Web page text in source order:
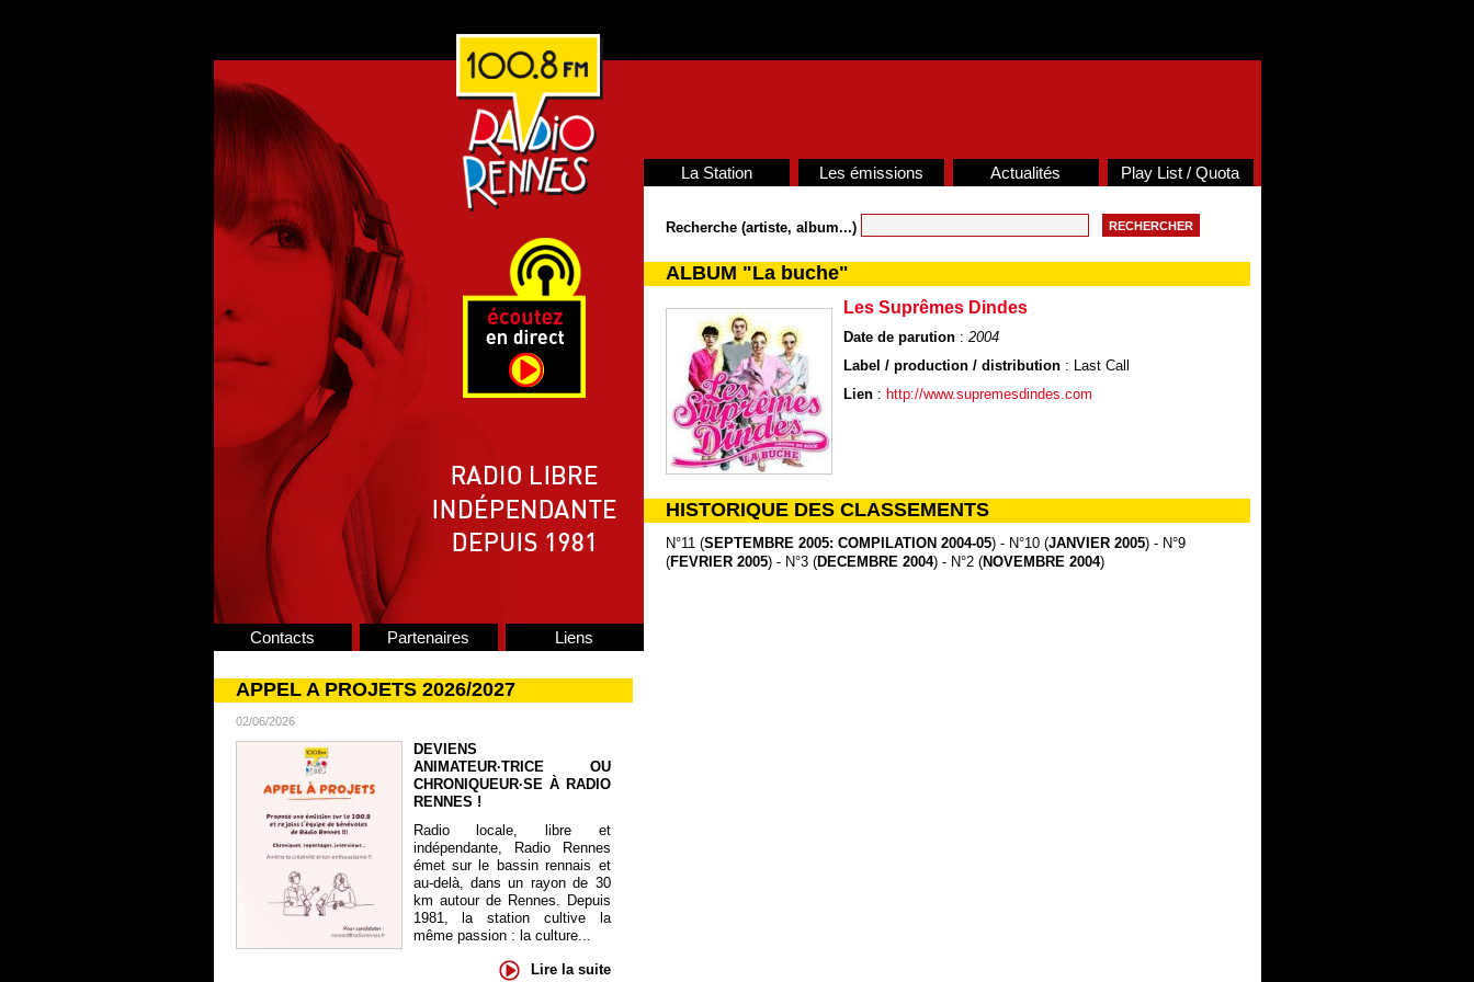
Contacts Partenaires Liens
APPEL A PROJETS 2026/2027
02/06/2026
DEVIENS
ANIMATEUR·TRICE OU
CHRONIQUEUR·SE À RADIO
RENNES !
Radio locale, libre et
indépendante, Radio Rennes
émet sur le bassin rennais et
au-delà, dans un rayon de 30
km autour de Rennes. Depuis
1981, la station cultive la
même passion : la culture...
Lire la suite
La Station Les émissions Actualités Play List / Quota
Recherche (artiste, album...)
ALBUM "La buche"
Les Suprêmes Dindes
Date de parution: 2004
Label / production / distribution: Last Call
Lien: http://www.supremesdindes.com
HISTORIQUE DES CLASSEMENTS
N°11 (SEPTEMBRE 2005: COMPILATION 2004-05) - N°10 (JANVIER 2005) - N°9
(FEVRIER 2005) - N°3 (DECEMBRE 2004) - N°2 (NOVEMBRE 2004)